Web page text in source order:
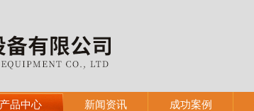
产品中心 新闻资讯 成功案例